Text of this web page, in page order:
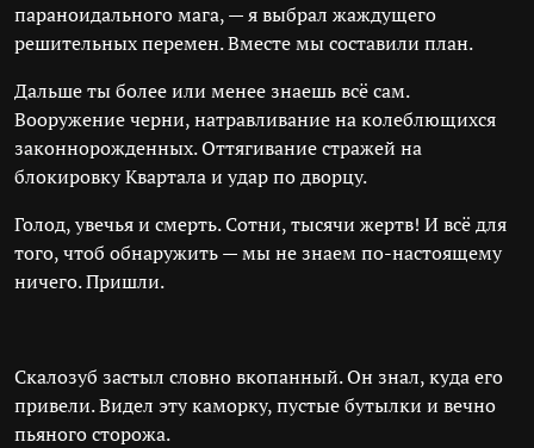
параноидального мага, — я выбрал жаждущего
решительных перемен. Вместе мы составили план.
Дальше ты более или менее знаешь всё сам.
Вооружение черни, натравливание на колеблющихся
законнорожденных. Оттягивание стражей на
блокировку Квартала и удар по дворцу.
Голод, увечья и смерть. Сотни, тысячи жертв! И всё для
того, чтоб обнаружить — мы не знаем по-настоящему
ничего. Пришли.
Скалозуб застыл словно вкопанный. Он знал, куда его
привели. Видел эту каморку, пустые бутылки и вечно
пьяного сторожа.